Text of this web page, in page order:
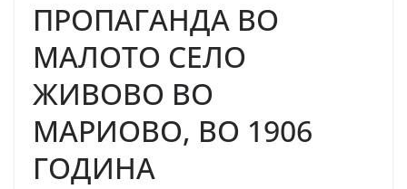
ПРОПАГАНДА ВО
МАЛОТО СЕЛО
ЖИВОВО ВО
МАРИОВО, ВО 1906
ГОДИНА